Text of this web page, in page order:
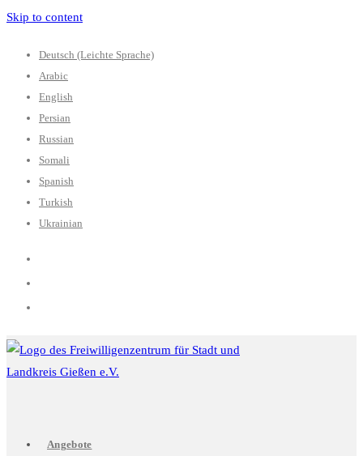
Skip to content
Deutsch (Leichte Sprache)
Arabic
English
Persian
Russian
Somali
Spanish
Turkish
Ukrainian
Angebote